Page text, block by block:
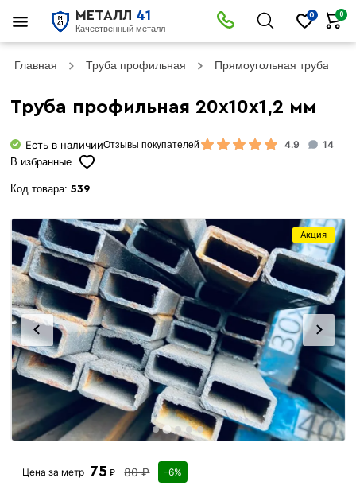
МЕТАЛЛ 41
Качественный металл
0 0
Главная Труба профильная Прямоугольная труба
Труба профильная 20х10х1,2 мм
Есть в наличииОтзывы покупателей 4.9 14
В избранные
Код товара: 539
Акция
Цена за метр 75 ₽ 80 ₽ -6%